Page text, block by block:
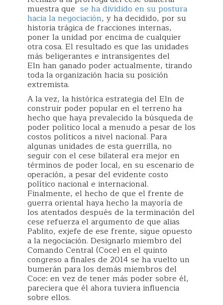
muestra que se ha dividido en su postura
hacia la negociación, y ha decidido, por su
historia trágica de fracciones internas,
poner la unidad por encima de cualquier
otra cosa. El resultado es que las unidades
más beligerantes e intransigentes del
Eln han ganado poder actualmente, tirando
toda la organización hacia su posición
extremista.
A la vez, la histórica estrategia del Eln de
construir poder popular en el terreno ha
hecho que haya prevalecido la búsqueda de
poder político local a menudo a pesar de los
costos políticos a nivel nacional. Para
algunas unidades de esta guerrilla, no
seguir con el cese bilateral era mejor en
términos de poder local, en su escenario de
operación, a pesar del evidente costo
político nacional e internacional.
Finalmente, el hecho de que el frente de
guerra oriental haya hecho la mayoría de
los atentados después de la terminación del
cese refuerza el argumento de que alias
Pablito, exjefe de ese frente, sigue opuesto
a la negociación. Designarlo miembro del
Comando Central (Coce) en el quinto
congreso a finales de 2014 se ha vuelto un
bumerán para los demás miembros del
Coce: en vez de tener más poder sobre él,
pareciera que él ahora tuviera influencia
sobre ellos.